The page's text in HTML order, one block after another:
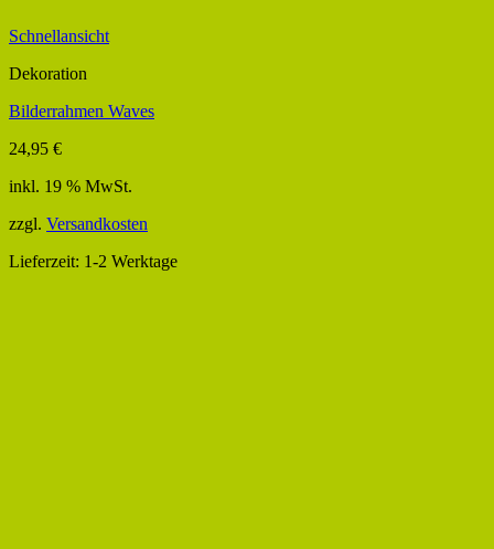
Schnellansicht
Dekoration
Bilderrahmen Waves
24,95 €
inkl. 19 % MwSt.
zzgl. Versandkosten
Lieferzeit: 1-2 Werktage